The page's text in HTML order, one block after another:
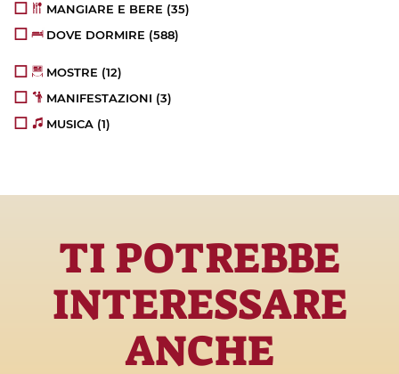
MANGIARE E BERE (35)
DOVE DORMIRE (588)
MOSTRE (12)
MANIFESTAZIONI (3)
MUSICA (1)
TI POTREBBE
INTERESSARE
ANCHE